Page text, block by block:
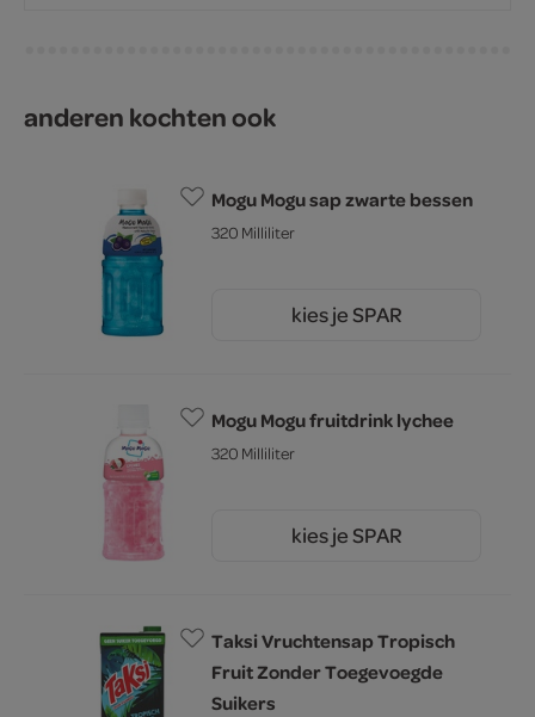
anderen kochten ook
Mogu Mogu sap zwarte bessen
320 Milliliter
kies je SPAR
Mogu Mogu fruitdrink lychee
320 Milliliter
kies je SPAR
Taksi Vruchtensap Tropisch
Fruit Zonder Toegevoegde
Suikers